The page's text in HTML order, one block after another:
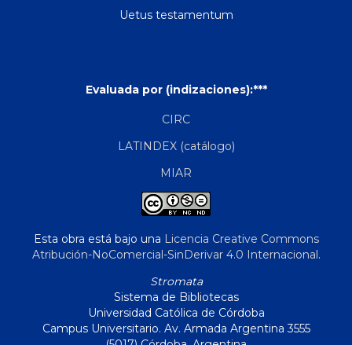
Uetus testamentum
Evaluada por (indizaciones):***
CIRC
LATINDEX (catálogo)
MIAR
Esta obra está bajo una Licencia Creative Commons
Atribución-NoComercial-SinDerivar 4.0 Internacional.
Stromata
Sistema de Bibliotecas
Universidad Católica de Córdoba
Campus Universitario. Av. Armada Argentina 3555